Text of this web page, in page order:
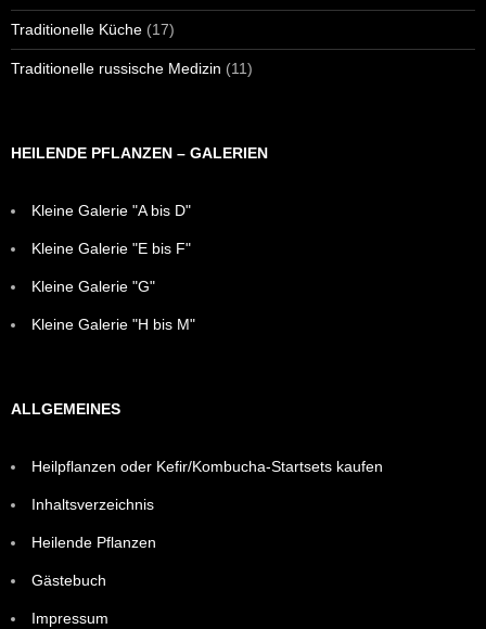
Traditionelle Küche (17)
Traditionelle russische Medizin (11)
HEILENDE PFLANZEN – GALERIEN
Kleine Galerie "A bis D"
Kleine Galerie "E bis F"
Kleine Galerie "G"
Kleine Galerie "H bis M"
ALLGEMEINES
Heilpflanzen oder Kefir/Kombucha-Startsets kaufen
Inhaltsverzeichnis
Heilende Pflanzen
Gästebuch
Impressum